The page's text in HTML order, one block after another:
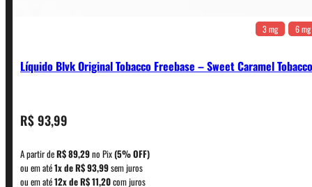
3 mg 6 mg
Líquido Blvk Original Tobacco Freebase – Sweet Caramel Tobacco
R$93,99
A partir deR$89,29no Pix(5% OFF)
ou em até1x deR$93,99sem juros
ou em até12x deR$11,20com juros
CONTATO
WhatsApp: (11) 5229-0120